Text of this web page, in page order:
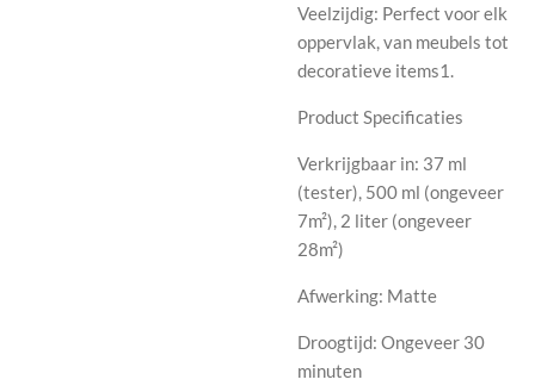
Veelzijdig: Perfect voor elk
oppervlak, van meubels tot
decoratieve items1.
Product Specificaties
Verkrijgbaar in: 37 ml
(tester), 500 ml (ongeveer
7m²), 2 liter (ongeveer
28m²)
Afwerking: Matte
Droogtijd: Ongeveer 30
minuten